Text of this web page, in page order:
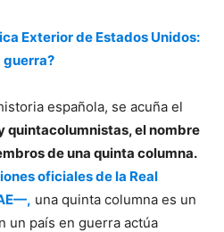
Exterior de Estados Unidos:
guerra?
española, se acuña el
quintacolumnistas, el nombre
de una quinta columna.
oficiales de la Real
una quinta columna es un
un país en guerra actúa